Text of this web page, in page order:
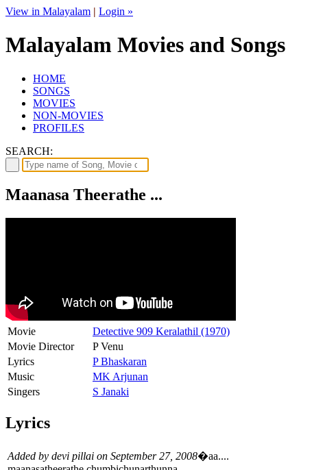
View in Malayalam | Login »
Malayalam Movies and Songs
HOME
SONGS
MOVIES
NON-MOVIES
PROFILES
SEARCH:
Maanasa Theerathe ...
Movie
Detective 909 Keralathil (1970)
Movie Director
P Venu
Lyrics
P Bhaskaran
Music
MK Arjunan
Singers
S Janaki
Lyrics
Added by devi pillai on September 27, 2008�aa....